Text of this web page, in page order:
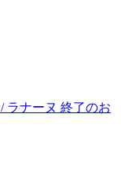
/ ラナーヌ 終了のお